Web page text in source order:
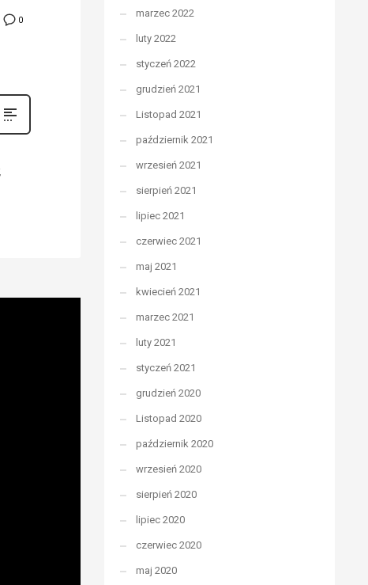
0
marzec 2022
luty 2022
styczeń 2022
grudzień 2021
Listopad 2021
październik 2021
wrzesień 2021
sierpień 2021
lipiec 2021
czerwiec 2021
maj 2021
kwiecień 2021
marzec 2021
luty 2021
styczeń 2021
grudzień 2020
Listopad 2020
październik 2020
wrzesień 2020
sierpień 2020
lipiec 2020
czerwiec 2020
maj 2020